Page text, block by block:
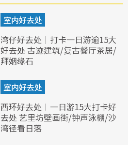
室内好去处
湾仔好去处｜打卡一日游逾15大
好去处 古迹建筑/复古餐厅茶居/
拜姻缘石
室内好去处
西环好去处︱一日游15大打卡好
去处 艺里坊壁画街/钟声泳棚/沙
湾径看日落